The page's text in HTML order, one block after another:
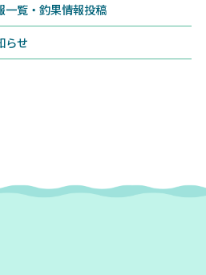
一覧・釣果情報投稿
らせ